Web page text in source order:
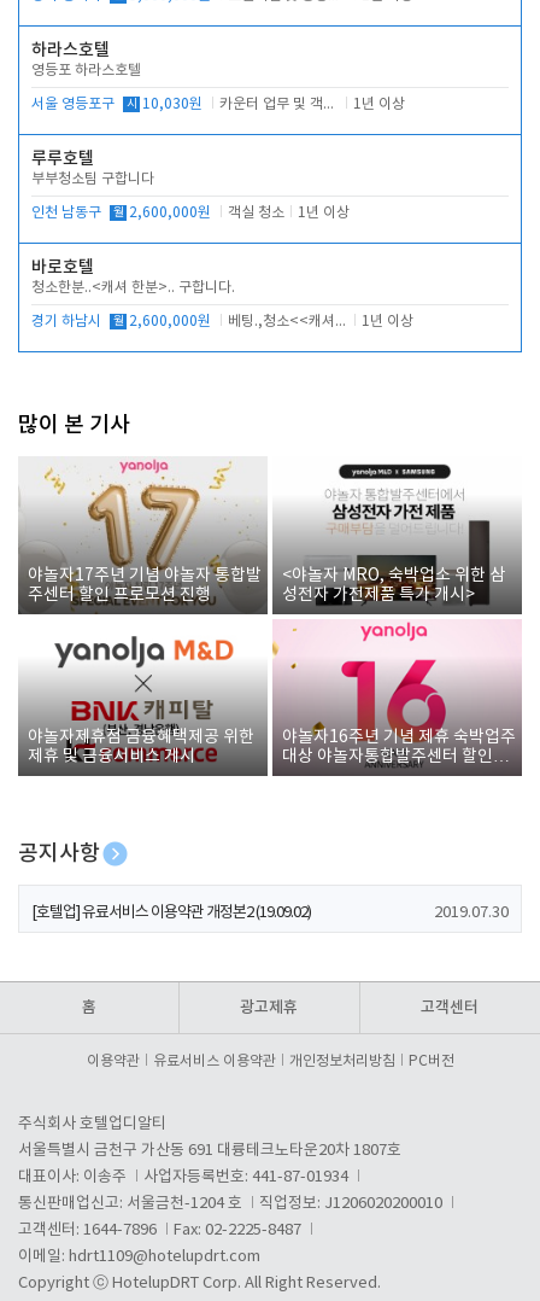
하라스호텔
영등포 하라스호텔
서울 영등포구 시 10,030원 카운터 업무 및 객실관리(청소상태 확인, 객실판매) 1년 이상
루루호텔
부부청소팀 구합니다
인천 남동구 월 2,600,000원 객실 청소 1년 이상
바로호텔
청소한분..<캐셔 한분>.. 구합니다.
경기 하남시 월 2,600,000원 베팅.,청소<<캐셔 모셔봅니다. 1년 이상
많이 본 기사
야놀자17주년 기념 야놀자 통합발
주센터 할인 프로모션 진행
<야놀자 MRO, 숙박업소 위한 삼
성전자 가전제품 특가 개시>
야놀자제휴점 금융혜택제공 위한
제휴 및 금융서비스 게시
야놀자16주년 기념 제휴 숙박업주
대상 야놀자통합발주센터 할인쿠
폰 증정
공지사항
[호텔업] 개인정보 처리방침 개정본1 (19.09.02)
[호텔업] 유료서비스 이용약관 개정본2 (19.09.02) 2019.07.30
홈 광고제휴 고객센터
이용약관 유료서비스 이용약관 개인정보처리방침 PC버전
주식회사 호텔업디알티
서울특별시 금천구 가산동 691 대륭테크노타운20차 1807호
대표이사: 이송주
사업자등록번호: 441-87-01934
통신판매업신고: 서울금천-1204 호
직업정보: J1206020200010
고객센터: 1644-7896
Fax: 02-2225-8487
이메일: hdrt1109@hotelupdrt.com
Copyright ⓒ HotelupDRT Corp. All Right Reserved.